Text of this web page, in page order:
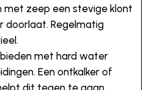
zeep een stevige klont
doorlaat. Regelmatig
met hard water
Een ontkalker of